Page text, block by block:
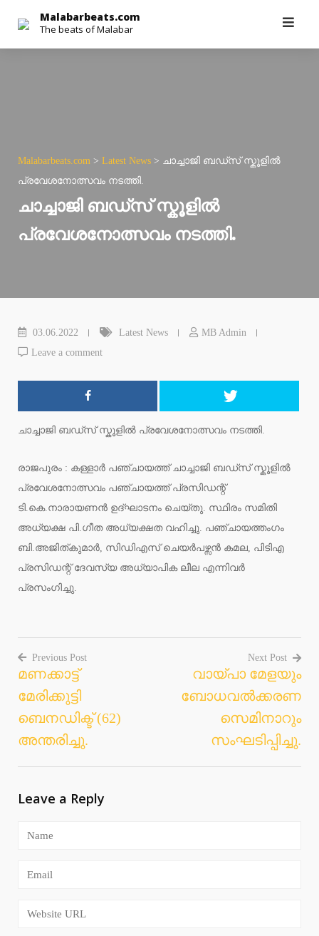
content
Malabarbeats.com
The beats of Malabar
Malabarbeats.com > Latest News > ചാച്ചാജി ബഡ്സ് സ്കൂളിൽ
പ്രവേശനോത്സവം നടത്തി.
ചാച്ചാജി ബഡ്സ് സ്കൂളിൽ
പ്രവേശനോത്സവം നടത്തി.
03.06.2022 Latest News
MB Admin
Leave a comment
ചാച്ചാജി ബഡ്സ് സ്കൂളിൽ പ്രവേശനോത്സവം നടത്തി.
രാജപുരം : കള്ളാർ പഞ്ചായത്ത് ചാച്ചാജി ബഡ്സ് സ്കൂളിൽ
പ്രവേശനോത്സവം പഞ്ചായത്ത് പ്രസിഡന്റ്
ടി.കെ.നാരായണൻ ഉദ്ഘാടനം ചെയ്തു. സ്ഥിരം സമിതി
അധ്യക്ഷ പി.ഗീത അധ്യക്ഷത വഹിച്ചു. പഞ്ചായത്തംഗം
ബി.അജിത്കുമാർ, സിഡിഎസ് ചെയർപഴ്സൻ കമല, പിടിഎ
പ്രസിഡന്റ് ദേവസ്യ അധ്യാപിക ലീല എന്നിവർ
പ്രസംഗിച്ചു.
Post
navigation
Previous Post
മണക്കാട്ട്
മേരിക്കുട്ടി
ബെനഡിക്ട് (62)
അന്തരിച്ചു.
Next Post
വായ്പാ മേളയും
ബോധവൽക്കരണ
സെമിനാറും
സംഘടിപ്പിച്ചു.
Leave a Reply